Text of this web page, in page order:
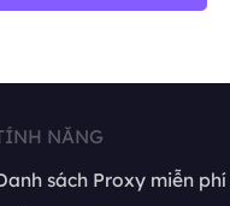
NĂNG
sách Proxy miễn phí